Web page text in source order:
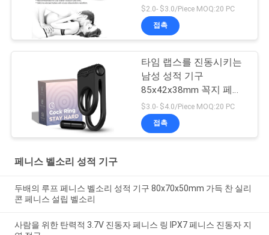
동 모드
$2.0- $3.0/Piece MOQ:20 PC
접촉
타임 랩스를 진동시키는
남성 성적 기구
85x42x38mm 꼭지 페니
스 벨소리 실리콘 총알
$3.0- $4.0/Piece MOQ:20 PC
접촉
페니스 벨소리 성적 기구
두배의 루프 페니스 벨소리 성적 기구 80x70x50mm 가득 찬 실리
콘 페니스 설립 벨소리
사람을 위한 탄력적 3.7V 진동자 페니스 링 IPX7 페니스 진동자 지